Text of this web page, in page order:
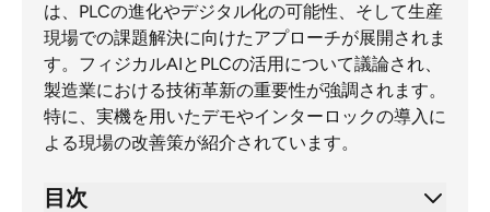
は、PLCの進化やデジタル化の可能性、そして生産
現場での課題解決に向けたアプローチが展開されま
す。フィジカルAIとPLCの活用について議論され、
製造業における技術革新の重要性が強調されます。
特に、実機を用いたデモやインターロックの導入に
よる現場の改善策が紹介されています。
目次